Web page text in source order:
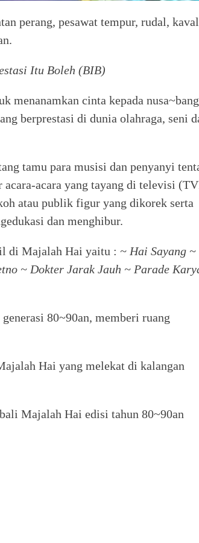
perang, pesawat tempur, rudal,
Itu Boleh (BIB)
menanamkan cinta kepada
berprestasi di dunia olahraga, seni
tamu para musisi dan penyanyi
acara yang tayang di televisi
atau publik figur yang dikorek serta
dan menghibur.
di Majalah Hai yaitu : ~ Hai Sayang ~
~ Dokter Jarak Jauh ~ Parade
80~90an, memberi ruang
Hai yang melekat di kalangan
Majalah Hai edisi tahun 80~90an